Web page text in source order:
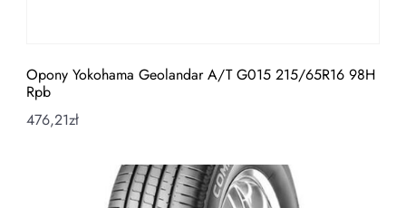
Opony Yokohama Geolandar A/T G015 215/65R16 98H
Rpb
476,21zł